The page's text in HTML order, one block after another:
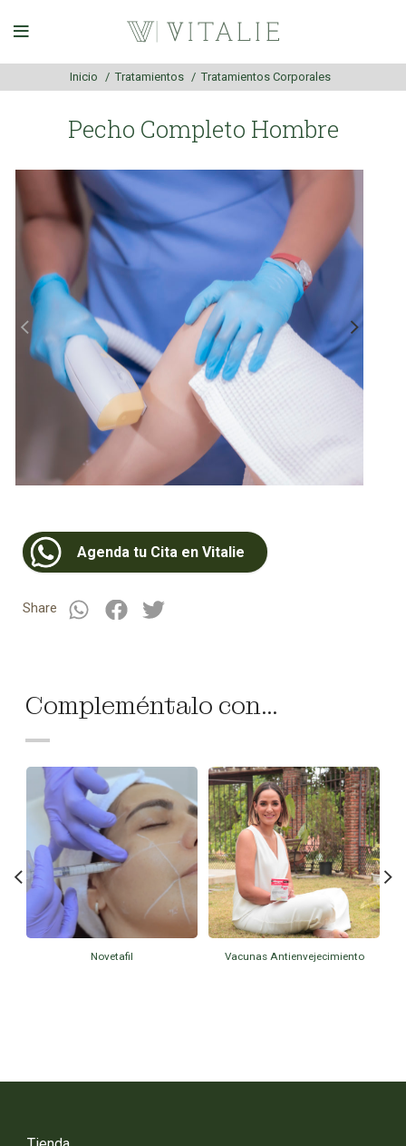
Inicio Tratamientos Tratamientos Corporales
Pecho Completo Hombre
Agenda tu Cita en Vitalie
Share
Compleméntalo con...
Novetafil Vacunas Antienvejecimiento